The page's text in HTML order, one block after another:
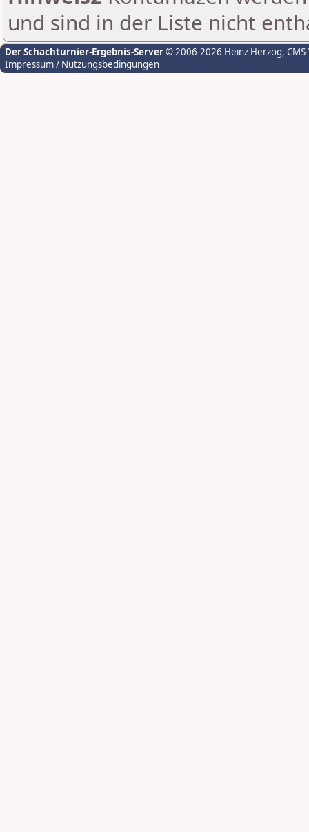
und sind in der Liste nicht
Der Schachturnier-Ergebnis-Server© 2006-2026 Heinz Herzog,
Impressum / Nutzungsbedingungen